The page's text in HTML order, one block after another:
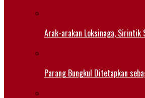
Arak-arakan Loksinaga, Sirintik
Parang Bungkul Ditetapkan